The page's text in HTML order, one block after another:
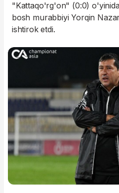
"Kattaqo'rg'on" (0:0)
bosh murabbiyi Yorqin
ishtirok etdi.